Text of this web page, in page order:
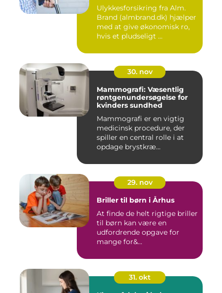
Ulykkesforsikring fra Alm.
Brand (almbrand.dk) hjælper
med at give økonomisk ro,
hvis et pludseligt ...
30. nov
Mammografi: Væsentlig
røntgenundersøgelse for
kvinders sundhed
Mammografi er en vigtig
medicinsk procedure, der
spiller en central rolle i at
opdage brystkræ...
29. nov
Briller til børn i Århus
At finde de helt rigtige briller
til børn kan være en
udfordrende opgave for
mange for&...
31. okt